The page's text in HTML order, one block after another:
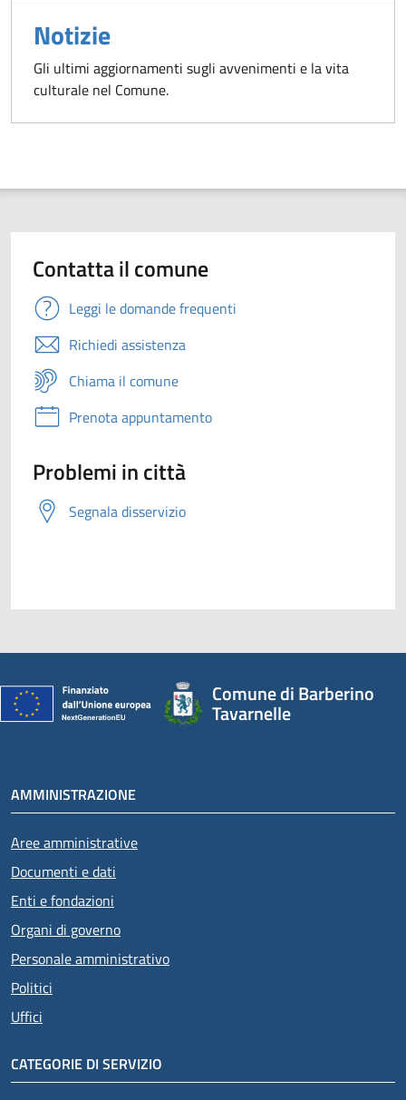
Notizie
Gli ultimi aggiornamenti sugli avvenimenti e la vita
culturale nel Comune.
Contatta il comune
Leggi le domande frequenti
Richiedi assistenza
Chiama il comune
Prenota appuntamento
Problemi in città
Segnala disservizio
Comune di Barberino
Tavarnelle
AMMINISTRAZIONE
Aree amministrative
Documenti e dati
Enti e fondazioni
Organi di governo
Personale amministrativo
Politici
Uffici
CATEGORIE DI SERVIZIO